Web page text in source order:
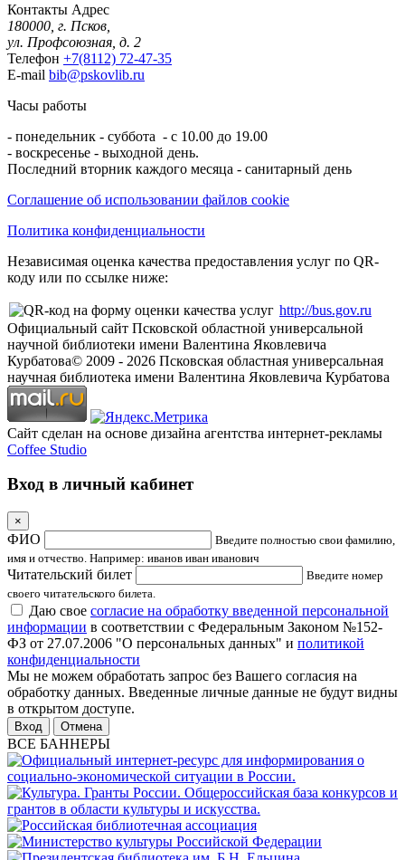
Контакты Адрес
180000, г. Псков,
ул. Профсоюзная, д. 2
Телефон +7(8112) 72-47-35
E-mail bib@pskovlib.ru
Часы работы
- понедельник - суббота - с 10.00 до 19.00
- воскресенье - выходной день.
Последний вторник каждого месяца - санитарный день
Соглашение об использовании файлов cookie
Политика конфиденциальности
Независимая оценка качества предоставления услуг по QR-
коду или по ссылке ниже:
http://bus.gov.ru
Официальный сайт Псковской областной универсальной
научной библиотеки имени Валентина Яковлевича
Курбатова© 2009 - 2026 Псковская областная универсальная
научная библиотека имени Валентина Яковлевича Курбатова
Сайт сделан на основе дизайна агентства интернет-рекламы
Coffee Studio
Вход в личный кабинет
×
ФИО
Введите полностью свои фамилию,
имя и отчество. Например: иванов иван иванович
Читательский билет
Введите номер
своего читательского билета.
Даю свое согласие на обработку введенной персональной
информации в соответствии с Федеральным Законом №152-
ФЗ от 27.07.2006 "О персональных данных" и политикой
конфиденциальности
Мы не можем обработать запрос без Вашего согласия на
обработку данных. Введенные личные данные не будут видны
в открытом доступе.
Отмена
ВСЕ БАННЕРЫ